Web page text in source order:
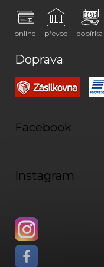
online převod dobírka
Doprava
Facebook
Instagram